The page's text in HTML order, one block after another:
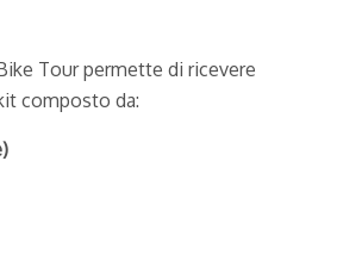
Tour permette di ricevere
composto da: